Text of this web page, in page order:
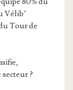
Vélib’
Tour de
?